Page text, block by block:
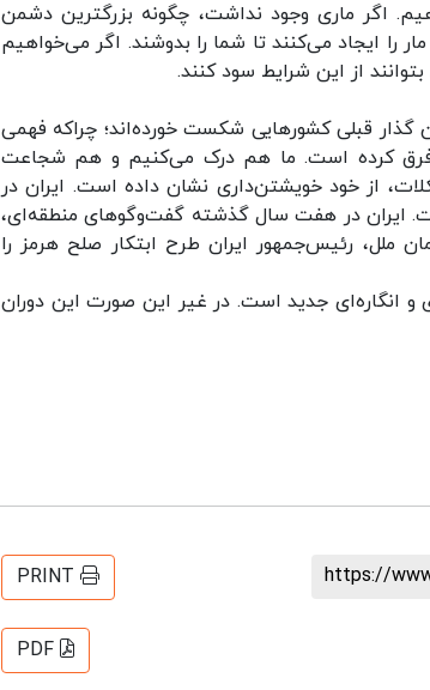
اگر ماری وجود نداشت، چگونه بزرگترین دشمن
را ایجاد می‌کنند تا شما را بدوشند. اگر می‌خواهیم
از این شرایط سود کنند.
گذار قبلی کشورهایی شکست خورده‌اند؛ چراکه فهمی
فرق کرده است. ما هم درک می‌کنیم و هم شجاعت
از خود خویشتن‌داری نشان داده است. ایران در
ایران در هفت سال گذشته گفت‌وگوهای منطقه‌ای،
رئیس‌جمهور ایران طرح ابتکار صلح هرمز را
و انگاره‌ای جدید است‌. در غیر این صورت این دوران
https://
PRINT
PDF